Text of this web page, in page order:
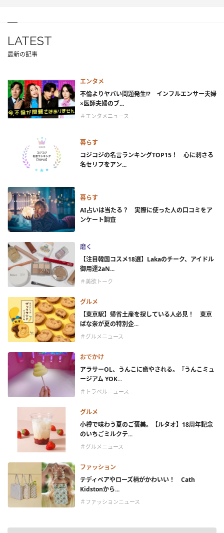
LATEST
最新の記事
エンタメ
不倫よりヤバい問題発生!? インフルエンサー夫婦
×医師夫婦のブ...
＃エンタメニュース
暮らす
コジコジの名言ランキングTOP15！ 心に刺さる
名セリフをアン...
暮らす
AI占いは当たる？ 実際に使った人の口コミをア
ンケート調査
磨く
【注目韓国コスメ18選】Lakaのチーク、アイドル
御用達2aN...
＃美欲トーク
グルメ
【東京駅】帰省土産を探している人必見！ 東京
ばな奈が夏の特別企...
＃グルメニュース
おでかけ
アラサーOL、うんこに癒やされる。『うんこミュ
ージアム YOK...
＃トラベルニュース
グルメ
小樽で味わう夏のご褒美。【ルタオ】18周年記念
のいちごミルクテ...
＃グルメニュース
ファッション
テディベアやローズ柄がかわいい！ Cath
Kidstonから...
＃ファッションニュース